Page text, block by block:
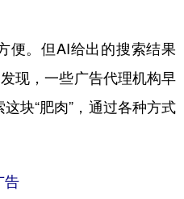
信息化 数字经济
。但AI给出的搜索结果
现，一些广告代理机构早
块“肥肉”，通过各种方式
告